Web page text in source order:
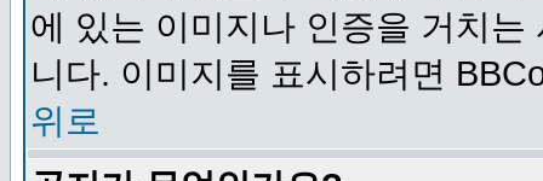
에 있는 이미지나 인증을 거치
니다. 이미지를 표시하려면
위로